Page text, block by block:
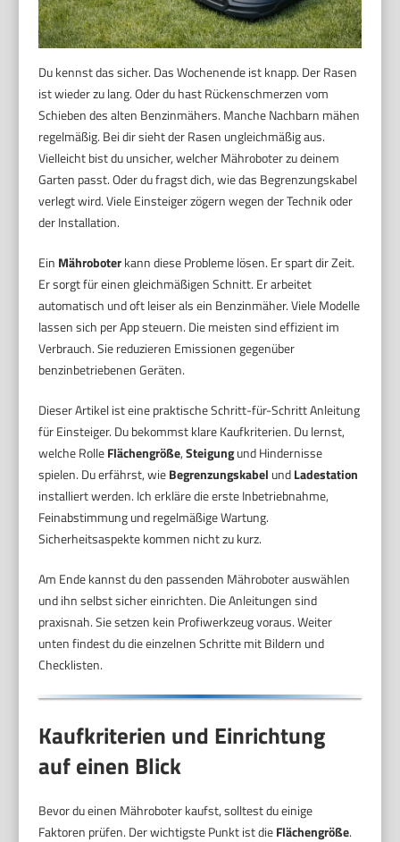
Du kennst das sicher. Das Wochenende ist knapp. Der Rasen
ist wieder zu lang. Oder du hast Rückenschmerzen vom
Schieben des alten Benzinmähers. Manche Nachbarn mähen
regelmäßig. Bei dir sieht der Rasen ungleichmäßig aus.
Vielleicht bist du unsicher, welcher Mähroboter zu deinem
Garten passt. Oder du fragst dich, wie das Begrenzungskabel
verlegt wird. Viele Einsteiger zögern wegen der Technik oder
der Installation.
Ein Mähroboterkann diese Probleme lösen. Er spart dir Zeit.
Er sorgt für einen gleichmäßigen Schnitt. Er arbeitet
automatisch und oft leiser als ein Benzinmäher. Viele Modelle
lassen sich per App steuern. Die meisten sind effizient im
Verbrauch. Sie reduzieren Emissionen gegenüber
benzinbetriebenen Geräten.
Dieser Artikel ist eine praktische Schritt-für-Schritt Anleitung
für Einsteiger. Du bekommst klare Kaufkriterien. Du lernst,
welche RolleFlächengröße,Steigungund Hindernisse
spielen. Du erfährst, wieBegrenzungskabel undLadestation
installiert werden. Ich erkläre die erste Inbetriebnahme,
Feinabstimmung und regelmäßige Wartung.
Sicherheitsaspekte kommen nicht zu kurz.
Am Ende kannst du den passenden Mähroboter auswählen
und ihn selbst sicher einrichten. Die Anleitungen sind
praxisnah. Sie setzen kein Profiwerkzeug voraus. Weiter
unten findest du die einzelnen Schritte mit Bildern und
Checklisten.
Kaufkriterien und Einrichtung
auf einen Blick
Bevor du einen Mähroboter kaufst, solltest du einige
Faktoren prüfen. Der wichtigste Punkt ist dieFlächengröße.